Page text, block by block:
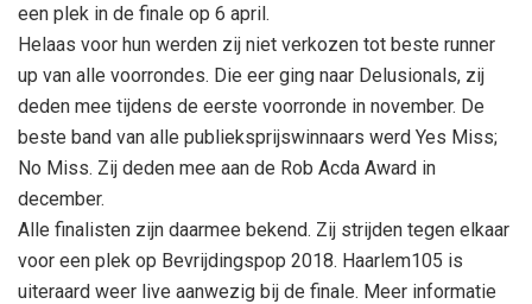
een plek in de finale op 6 april.
Helaas voor hun werden zij niet verkozen tot beste runner
up van alle voorrondes. Die eer ging naar Delusionals, zij
deden mee tijdens de eerste voorronde in november. De
beste band van alle publieksprijswinnaars werd Yes Miss;
No Miss. Zij deden mee aan de Rob Acda Award in
december.
Alle finalisten zijn daarmee bekend. Zij strijden tegen elkaar
voor een plek op Bevrijdingspop 2018. Haarlem105 is
uiteraard weer live aanwezig bij de finale. Meer informatie